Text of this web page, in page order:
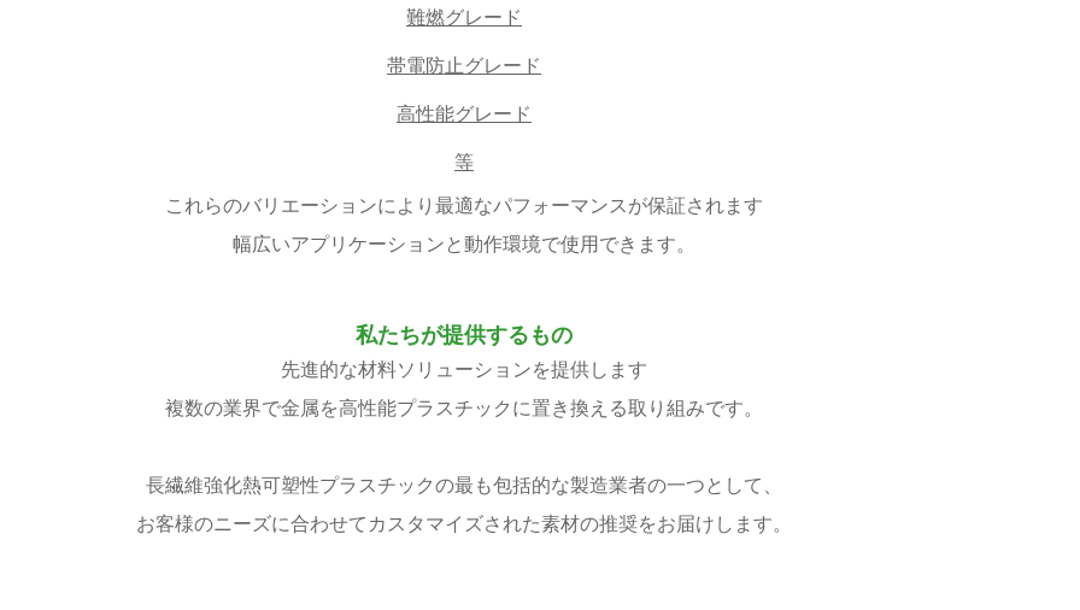
難燃グレード
帯電防止グレード
高性能グレード
等
これらのバリエーションにより最適なパフォーマンスが保証されます
幅広いアプリケーションと動作環境で使用できます。
私たちが提供するもの
先進的な材料ソリューションを提供します
複数の業界で金属を高性能プラスチックに置き換える取り組みです。
長繊維強化熱可塑性プラスチックの最も包括的な製造業者の一つとして、
お客様のニーズに合わせてカスタマイズされた素材の推奨をお届けします。